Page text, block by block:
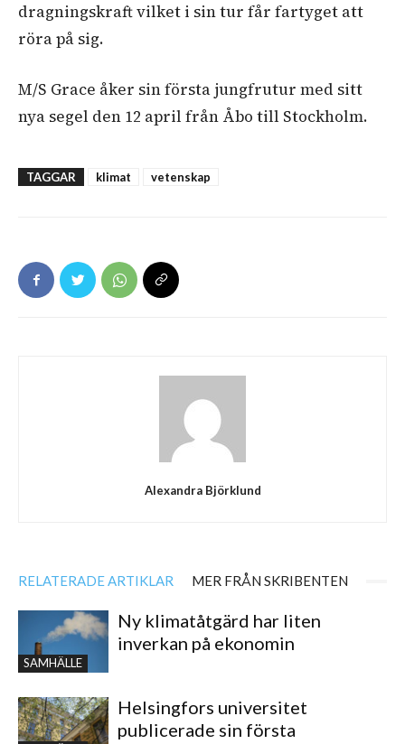
dragningskraft vilket i sin tur får fartyget att
röra på sig.
M/S Grace åker sin första jungfrutur med sitt
nya segel den 12 april från Åbo till Stockholm.
TAGGAR klimat vetenskap
Alexandra Björklund
RELATERADE ARTIKLAR MER FRÅN SKRIBENTEN
SAMHÄLLE
Ny klimatåtgärd har liten
inverkan på ekonomin
Helsingfors universitet
publicerade sin första